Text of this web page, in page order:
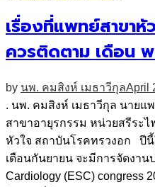
เรื่องที่แพทย์สาขาหั
ควรติดตาม เดือน
by นพ. คมสิงห์ เมธาวีกุลApril
. นพ. คมสิงห์ เมธาวีกุล นายแ
สาขาอายุรกรรม หน่วยสรีระ
หัวใจ สถาบันโรคทรวงอก ปี
เดือนกันยายน จะมีการจัดงาน
Cardiology (ESC) congress